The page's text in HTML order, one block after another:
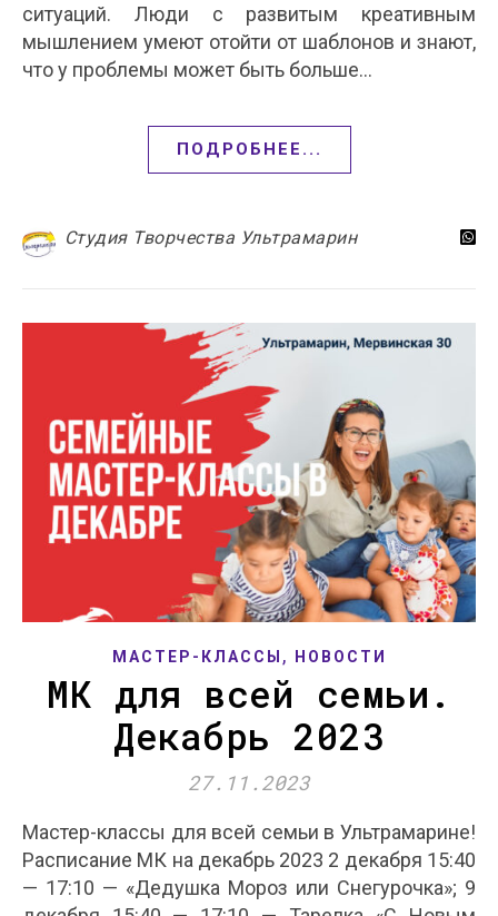
ситуаций. Люди с развитым креативным
мышлением умеют отойти от шаблонов и знают,
что у проблемы может быть больше…
ПОДРОБНЕЕ...
Студия Творчества Ультрамарин
МАСТЕР-КЛАССЫ , НОВОСТИ
МК для всей семьи.
Декабрь 2023
27.11.2023
Мастер-классы для всей семьи в Ультрамарине!
Расписание МК на декабрь 2023 2 декабря 15:40
— 17:10 — «Дедушка Мороз или Снегурочка»; 9